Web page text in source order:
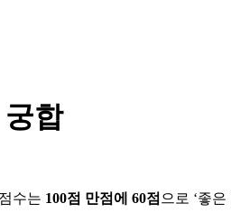
합
수는 100점 만점에 60점 으로 ‘좋은